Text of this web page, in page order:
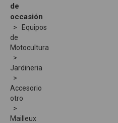
de
occasión
Equipos
de
Motocultura
Jardineria
Accesorio
otro
Mailleux